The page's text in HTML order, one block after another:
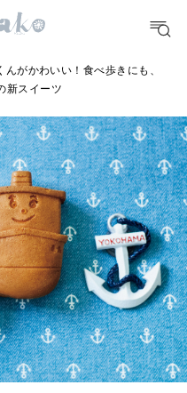
？
し
Holoscope
がかわいい！食べ歩きにも、
新スイーツ